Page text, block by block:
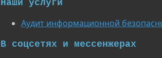
Наши услуги
Аудит информационной
В соцсетях и мессенжерах